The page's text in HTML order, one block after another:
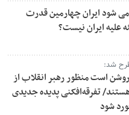
شود ایران چهارمین قدرت
علیه ایران نیست؟
شد:
است منظور رهبر انقلاب از
تفرقه‌افکنی پدیده جدیدی
شود